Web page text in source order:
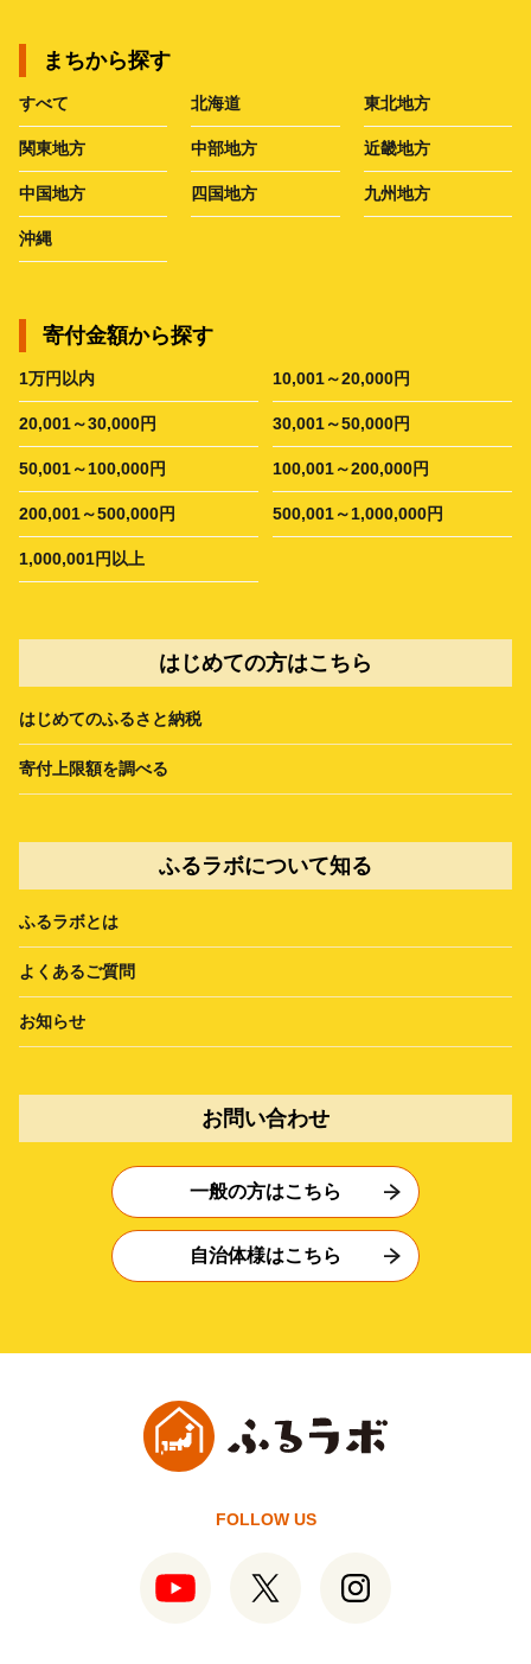
まちから探す
すべて 北海道 東北地方
関東地方 中部地方 近畿地方
中国地方 四国地方 九州地方
沖縄
寄付金額から探す
1万円以内 10,001～20,000円
20,001～30,000円 30,001～50,000円
50,001～100,000円 100,001～200,000円
200,001～500,000円 500,001～1,000,000円
1,000,001円以上
はじめての方はこちら
はじめてのふるさと納税
寄付上限額を調べる
ふるラボについて知る
ふるラボとは
よくあるご質問
お知らせ
お問い合わせ
一般の方はこちら
自治体様はこちら
FOLLOW US